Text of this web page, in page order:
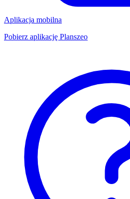
Aplikacja mobilna
Pobierz aplikację Planszeo